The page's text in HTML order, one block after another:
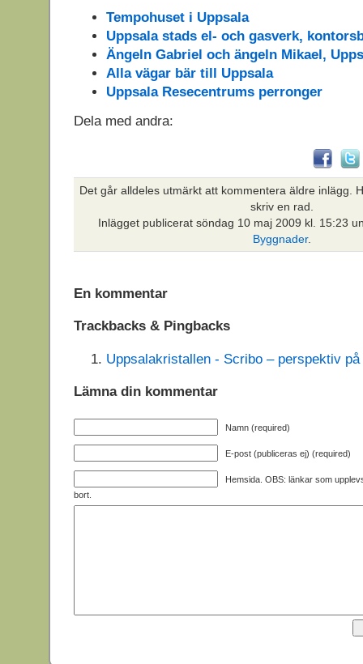
Tempohuset i Uppsala
Uppsala stads el- och gasverk,
Ängeln Gabriel och ängeln Mikael,
Alla vägar bär till Uppsala
Uppsala Resecentrums perronger
Dela med andra:
Det går alldeles utmärkt att kommentera äldre inlägg.
skriv en rad.
Inlägget publicerat söndag 10 maj 2009 kl. 15:23
Byggnader.
En kommentar
Trackbacks & Pingbacks
Uppsalakristallen - Scribo – perspektiv
Lämna din kommentar
Namn (required)
E-post (publiceras ej) (required)
Hemsida. OBS: länkar som
bort.